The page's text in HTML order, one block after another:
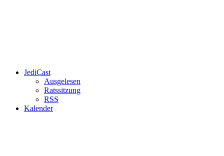
JediCast
Ausgelesen
Ratssitzung
RSS
Kalender